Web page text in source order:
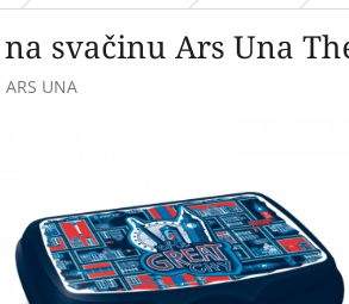
svačinu Ars Una
ARS UNA